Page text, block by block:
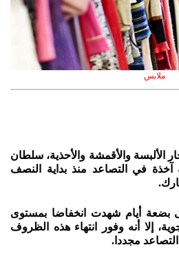
ملابس
الألبسة والأقمشة والأحذية، سلطان
آخذة في التصاعد منذ بداية النصف
بضعة أيام شهدت انخفاضا بمستوى
إلا أنه وفور انتهاء هذه الظروف
مجددا.